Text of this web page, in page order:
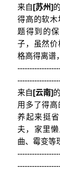
来自 [苏州]
得高的软木
题得到的
子，虽然价
格高得离谱
来自 [云南]
用多了得
养起来挺
夫，家里
曲、霉变等